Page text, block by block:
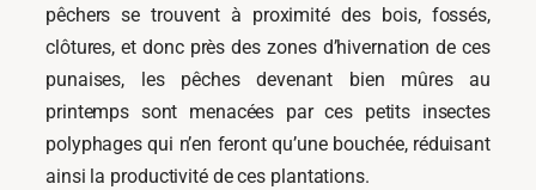
pêchers se trouvent à proximité des bois, fossés,
clôtures, et donc près des zones d’hivernation de ces
punaises, les pêches devenant bien mûres au
printemps sont menacées par ces petits insectes
polyphages qui n’en feront qu’une bouchée, réduisant
ainsi la productivité de ces plantations.